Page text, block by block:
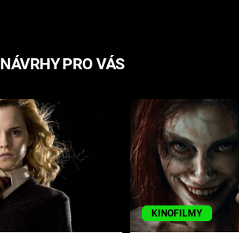
NÁVRHY PRO VÁS
KINOFILMY